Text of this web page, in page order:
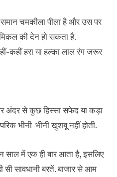
चमकीला पीला है और उस पर
की देन हो सकता है.
कहीं हरा या हल्का लाल रंग जरूर
से कुछ हिस्सा सफेद या कड़ा
भीनी-भीनी खुशबू नहीं होती.
साल में एक ही बार आता है, इसलिए
सावधानी बरतें. बाजार से आम